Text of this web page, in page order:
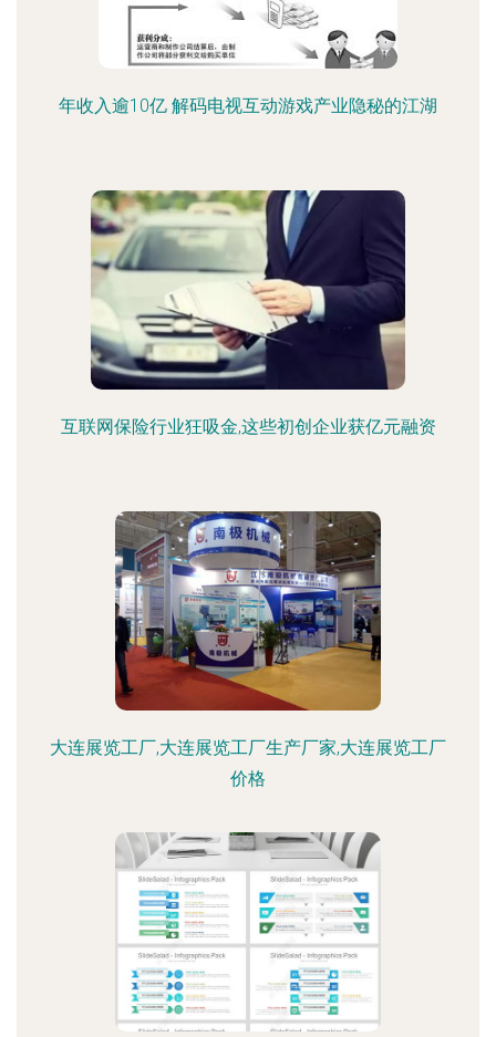
年收入逾10亿 解码电视互动游戏产业隐秘的江湖
互联网保险行业狂吸金,这些初创企业获亿元融资
大连展览工厂,大连展览工厂生产厂家,大连展览工厂
价格